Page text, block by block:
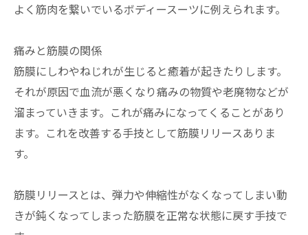
よく筋肉を繋いでいるボディースーツに例えられます。
痛みと筋膜の関係
筋膜にしわやねじれが生じると癒着が起きたりします。
それが原因で血流が悪くなり痛みの物質や老廃物などが
溜まっていきます。これが痛みになってくることがあり
ます。これを改善する手技として筋膜リリースありま
す。
筋膜リリースとは、弾力や伸縮性がなくなってしまい動
きが鈍くなってしまった筋膜を正常な状態に戻す手技で